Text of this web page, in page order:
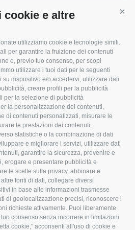
cookie e altre
utilizziamo cookie e tecnologie simili.
per garantire la fruizione dei contenuti
e, previo tuo consenso, per scopi
utilizzare i tuoi dati per le seguenti
dispositivo e/o accedervi, utilizzare dati
creare profili per la pubblicità
per la selezione di pubblicità
la personalizzazione dei contenuti,
di contenuti personalizzati, misurare le
le prestazioni dei contenuti,
statistiche o la combinazione di dati
e migliorare i servizi, utilizzare dati
garantire la sicurezza, prevenire e
erogare e presentare pubblicità e
le scelte sulla privacy, abbinare e
fonti di dati, collegare diversi
in base alle informazioni trasmesse
di geolocalizzazione precisi, riconoscere i
richieste attivamente. Puoi liberamente
consenso senza incorrere in limitazioni
cookie," acconsenti all'uso di cookie e
CONFAGRICOLTURA
INFORMA
Tecnico
Fiscale
Lavoro
Ambiente
Associazione
CONFAGRICOLTURA
ATTIVA
Notizie in evidenza
Eventi
Comunicati Stampa